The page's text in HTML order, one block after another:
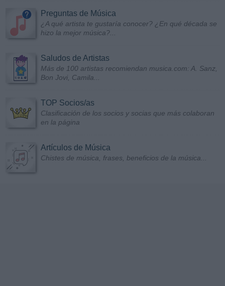
Preguntas de Música
¿A qué artista te gustaría conocer? ¿En qué década se
hizo la mejor música?...
Saludos de Artistas
Más de 100 artistas recomiendan musica.com: A. Sanz,
Bon Jovi, Camila...
TOP Socios/as
Clasificación de los socios y socias que más colaboran
en la página
Artículos de Música
Chistes de música, frases, beneficios de la música...